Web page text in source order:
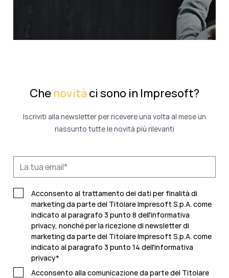
Che novità ci sono in Impresoft?
Iscriviti alla newsletter per ricevere una volta al mese un
riassunto tutte le novità più rilevanti
Acconsento al trattamento dei dati per finalità di
marketing da parte del Titolare Impresoft S.p.A. come
indicato al paragrafo 3 punto 8 dell'informativa
privacy, nonché per la ricezione di newsletter di
marketing da parte del Titolare Impresoft S.p.A. come
indicato al paragrafo 3 punto 14 dell'informativa
privacy*
Acconsento alla comunicazione da parte del Titolare